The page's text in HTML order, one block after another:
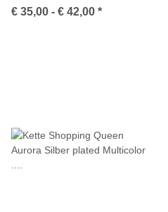
€ 35,00 - € 42,00 *